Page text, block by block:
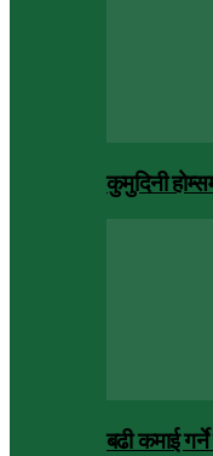
कुमुदिनी
बढी कमाई